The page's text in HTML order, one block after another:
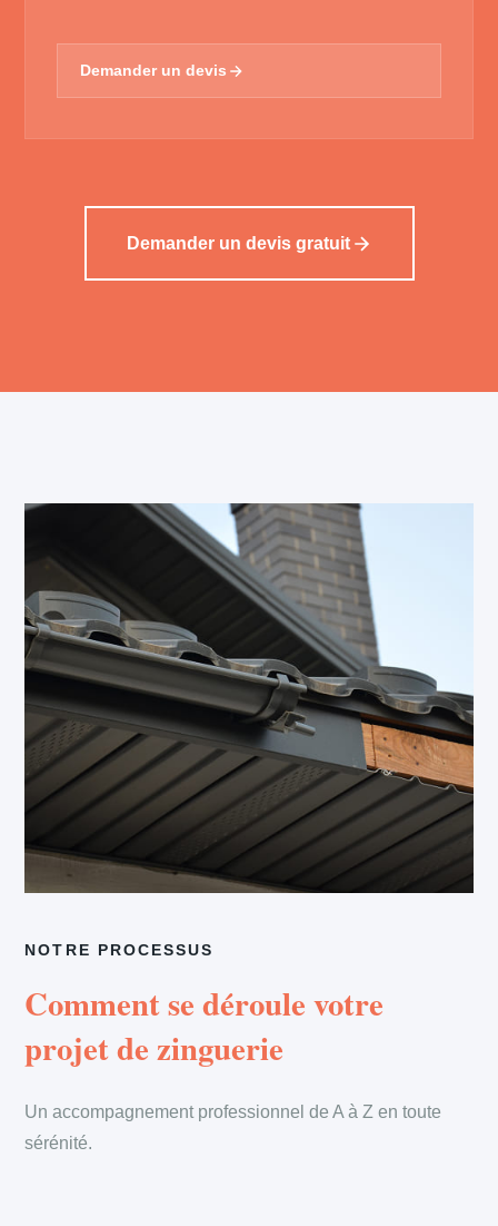
Demander un devis
Demander un devis gratuit
NOTRE PROCESSUS
Comment se déroule votre
projet de zinguerie
Un accompagnement professionnel de A à Z en toute
sérénité.